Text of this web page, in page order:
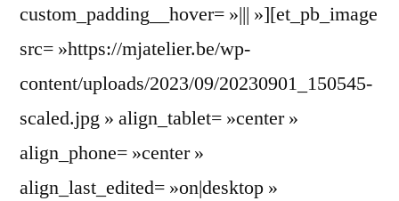
custom_padding__hover= »||| »][et_pb_image
src= »https://mjatelier.be/wp-
content/uploads/2023/09/20230901_150545-
scaled.jpg » align_tablet= »center »
align_phone= »center »
align_last_edited= »on|desktop »